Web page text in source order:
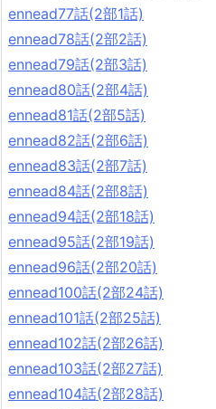
ennead77話(2部1話)
ennead78話(2部2話)
ennead79話(2部3話)
ennead80話(2部4話)
ennead81話(2部5話)
ennead82話(2部6話)
ennead83話(2部7話)
ennead84話(2部8話)
ennead94話(2部18話)
ennead95話(2部19話)
ennead96話(2部20話)
ennead100話(2部24話)
ennead101話(2部25話)
ennead102話(2部26話)
ennead103話(2部27話)
ennead104話(2部28話)